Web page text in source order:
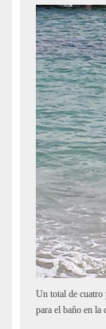
Un total de cuatro
para el baño en la